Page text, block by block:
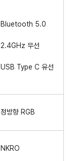
Bluetooth 5.0
2.4GHz 무선
USB Type C 유선
정방향 RGB
NKRO